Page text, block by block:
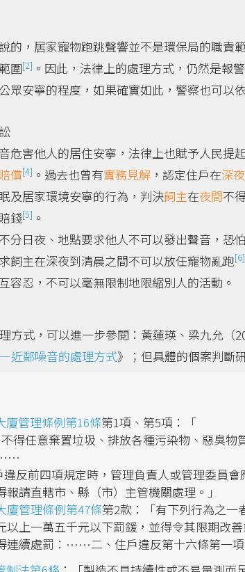
的，居家寵物跑跳聲響並不是環保局的職責
圍[2] 。因此，法律上的處理方式，仍然是報
眾安寧的程度，如果確實如此，警察也可以
危害他人的居住安寧，法律上也賦予人民提
償[4] 。過去也曾有實務見解 ，認定住戶在深夜
及居家環境安寧的行為，判決飼主在夜間不
錢[5] 。
分日夜、地點要求他人不可以發出聲音，恐
飼主在深夜到清晨之間不可以放任寵物亂跑[6]
容忍，不可以毫無限制地限縮別人的活動。
方式，可以進一步參閱：黃蓮瑛、梁九允（
近鄰噪音的處理方式》；但具體的個案判斷
廈管理條例第16條第1項、第5項：「
得任意棄置垃圾、排放各種污染物、惡臭
違反前四項規定時，管理負責人或管理委員
報請直轄市、縣（市）主管機關處理。」
廈管理條例第47條第2款：「有下列行為之一
以上一萬五千元以下罰鍰，並得令其限期改
連續處罰：……二、住戶違反第十六條第一項